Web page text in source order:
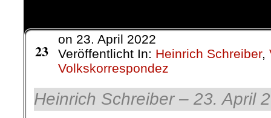
23
on 23. April 2022
Veröffentlicht In: Heinrich Schreiber,
Volkskorrespondez
Heinrich Schreiber – 23. April